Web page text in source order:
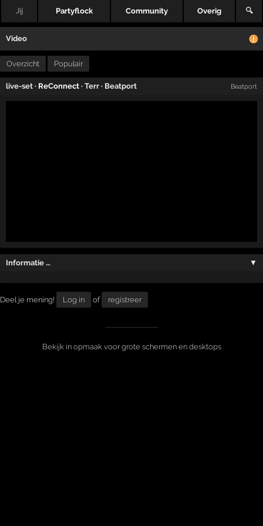
Jij Partyflock Community Overig 🔍
Video
Overzicht Populair
live-set · ReConnect ·Terr · Beatport Beatport
Informatie … ▼
Deel je mening! Log in of registreer
Bekijk in opmaak voor grote schermen en desktops